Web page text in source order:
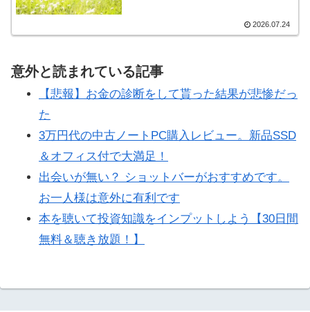
2026.07.24
意外と読まれている記事
【悲報】お金の診断をして貰った結果が悲惨だっ
た
3万円代の中古ノートPC購入レビュー。新品SSD
＆オフィス付で大満足！
出会いが無い？ ショットバーがおすすめです。
お一人様は意外に有利です
本を聴いて投資知識をインプットしよう【30日間
無料＆聴き放題！】